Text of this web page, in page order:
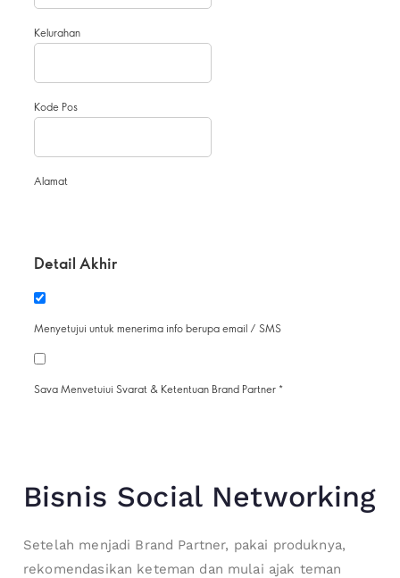
Bisnis Social Networking
Setelah menjadi Brand Partner, pakai produknya,
rekomendasikan keteman dan mulai ajak teman